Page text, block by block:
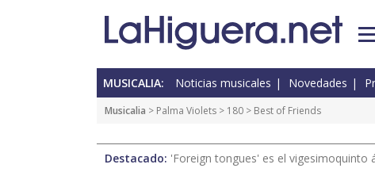
MUSICALIA: Noticias musicales Novedades
Musicalia > Palma Violets > 180 > Best of Friends
Destacado: 'Foreign tongues' es el vigesimoquinto